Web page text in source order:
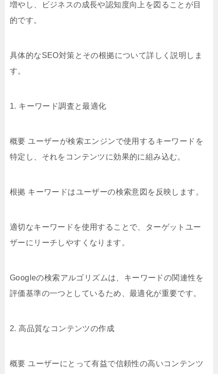
増やし、ビジネスの成長や認知度向上を図ることが目
的です。
具体的なSEO対策とその根拠について詳しく説明しま
す。
1. キーワード調査と最適化
概要 ユーザーが検索エンジンで使用するキーワードを
特定し、それをコンテンツに効果的に組み込む。
根拠 キーワードはユーザーの検索意図を反映します。
適切なキーワードを使用することで、ターゲットユー
ザーにリーチしやすくなります。
Googleの検索アルゴリズムは、キーワードの関連性を
評価基準の一つとしているため、最適化が重要です。
2. 高品質なコンテンツの作成
概要 ユーザーにとって有益で信頼性の高いコンテンツ